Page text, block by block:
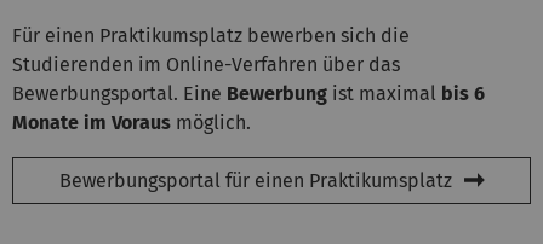
Für einen Praktikumsplatz bewerben sich die
Studierenden im Online-Verfahren über das
Bewerbungsportal. Eine Bewerbung ist maximal bis 6
Monate im Voraus möglich.
Bewerbungsportal für einen Praktikumsplatz